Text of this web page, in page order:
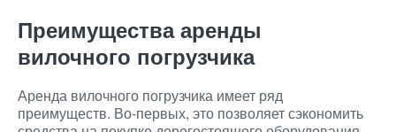
Преимущества аренды
вилочного погрузчика
Аренда вилочного погрузчика имеет ряд
преимуществ. Во-первых, это позволяет сэкономить